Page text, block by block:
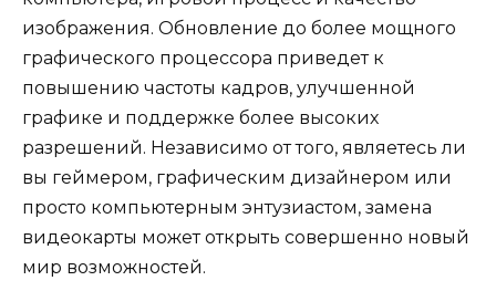
изображения. Обновление до более мощного
графического процессора приведет к
повышению частоты кадров, улучшенной
графике и поддержке более высоких
разрешений. Независимо от того, являетесь ли
вы геймером, графическим дизайнером или
просто компьютерным энтузиастом, замена
видеокарты может открыть совершенно новый
мир возможностей.